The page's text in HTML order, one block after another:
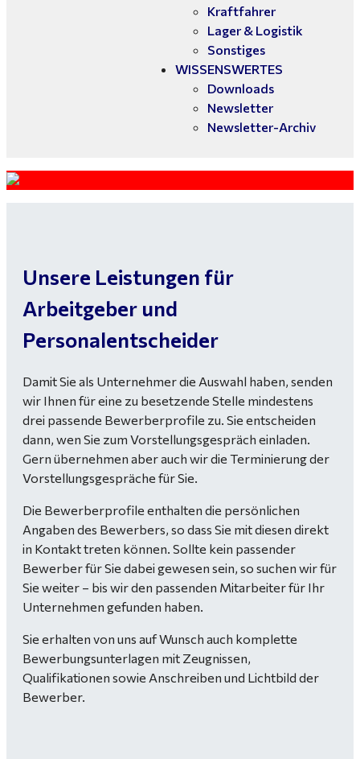
Kraftfahrer
Lager & Logistik
Sonstiges
WISSENSWERTES
Downloads
Newsletter
Newsletter-Archiv
Unsere Leistungen für
Arbeitgeber und
Personalentscheider
Damit Sie als Unternehmer die Auswahl haben, senden
wir Ihnen für eine zu besetzende Stelle mindestens
drei passende Bewerberprofile zu. Sie entscheiden
dann, wen Sie zum Vorstellungsgespräch einladen.
Gern übernehmen aber auch wir die Terminierung der
Vorstellungsgespräche für Sie.
Die Bewerberprofile enthalten die persönlichen
Angaben des Bewerbers, so dass Sie mit diesen direkt
in Kontakt treten können. Sollte kein passender
Bewerber für Sie dabei gewesen sein, so suchen wir für
Sie weiter – bis wir den passenden Mitarbeiter für Ihr
Unternehmen gefunden haben.
Sie erhalten von uns auf Wunsch auch komplette
Bewerbungsunterlagen mit Zeugnissen,
Qualifikationen sowie Anschreiben und Lichtbild der
Bewerber.